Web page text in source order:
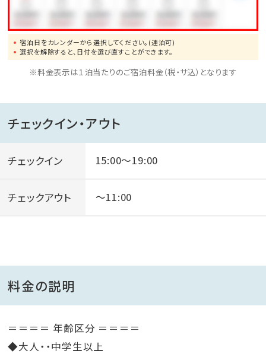
宿泊日をカレンダーから選択してください。(連泊可)
選択を解除すると、日付を選び直すことができます。
※料金表示は１泊当たりのご宿泊料金（税・サ込）となります
チェックイン・アウト
チェックイン 15:00～19:00
チェックアウト ～11:00
料金の説明
＝＝＝＝ 年齢区分 ＝＝＝＝
◆大人・・中学生以上